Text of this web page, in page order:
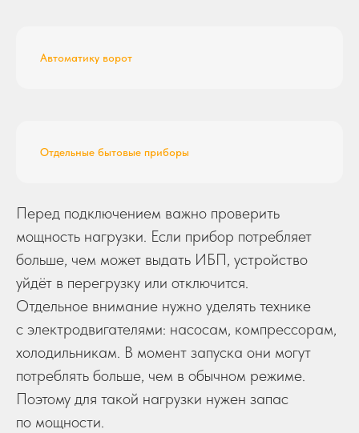
Автоматику ворот
Отдельные бытовые приборы
Перед подключением важно проверить
мощность нагрузки. Если прибор потребляет
больше, чем может выдать ИБП, устройство
уйдёт в перегрузку или отключится.
Отдельное внимание нужно уделять технике
с электродвигателями: насосам, компрессорам,
холодильникам. В момент запуска они могут
потреблять больше, чем в обычном режиме.
Поэтому для такой нагрузки нужен запас
по мощности.